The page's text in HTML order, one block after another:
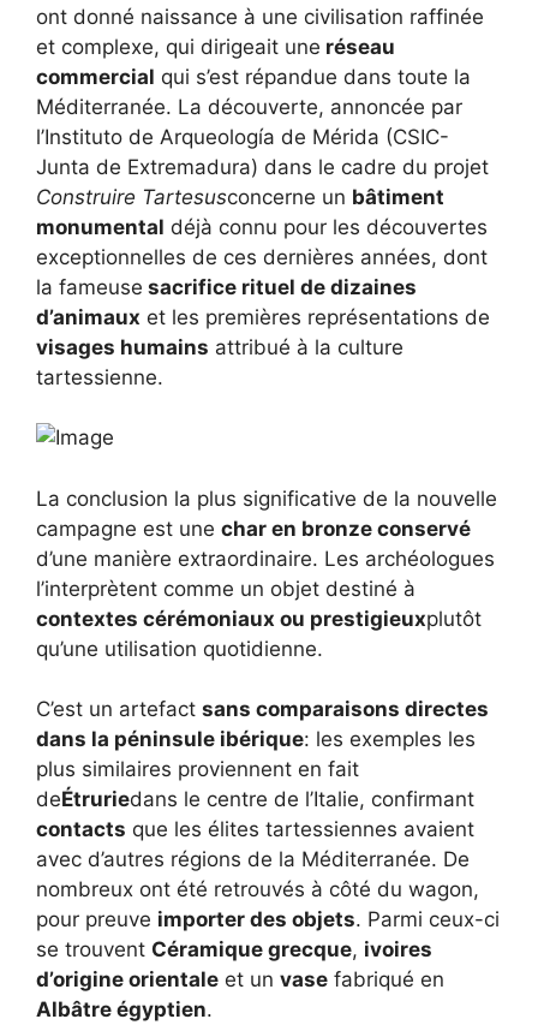
ont donné naissance à une civilisation raffinée
et complexe, qui dirigeait une réseau
commercial qui s’est répandue dans toute la
Méditerranée. La découverte, annoncée par
l’Instituto de Arqueología de Mérida (CSIC-
Junta de Extremadura) dans le cadre du projet
Construire Tartesusconcerne un bâtiment
monumental déjà connu pour les découvertes
exceptionnelles de ces dernières années, dont
la fameuse sacrifice rituel de dizaines
d’animaux et les premières représentations de
visages humains attribué à la culture
tartessienne.
La conclusion la plus significative de la nouvelle
campagne est une char en bronze conservé
d’une manière extraordinaire. Les archéologues
l’interprètent comme un objet destiné à
contextes cérémoniaux ou prestigieuxplutôt
qu’une utilisation quotidienne.
C’est un artefact sans comparaisons directes
dans la péninsule ibérique: les exemples les
plus similaires proviennent en fait
deÉtruriedans le centre de l’Italie, confirmant
contacts que les élites tartessiennes avaient
avec d’autres régions de la Méditerranée. De
nombreux ont été retrouvés à côté du wagon,
pour preuve importer des objets. Parmi ceux-ci
se trouvent Céramique grecque, ivoires
d’origine orientale et un vase fabriqué en
Albâtre égyptien.